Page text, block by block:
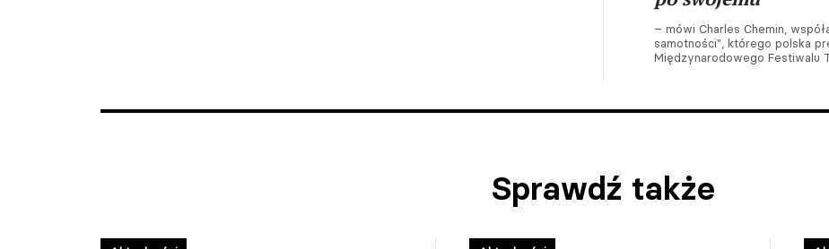
– mówi Charles Chemin,
samotności", którego polska
Międzynarodowego Festiwalu
Sprawdź także